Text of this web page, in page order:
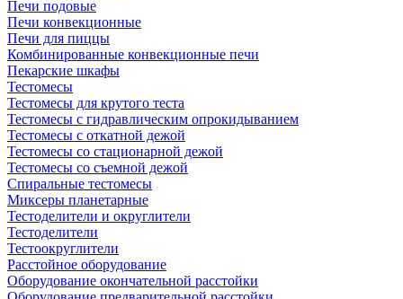
Печи подовые
Печи конвекционные
Печи для пиццы
Комбинированные конвекционные печи
Пекарские шкафы
Тестомесы
Тестомесы для крутого теста
Тестомесы с гидравлическим опрокидыванием
Тестомесы с откатной дежой
Тестомесы со стационарной дежой
Тестомесы со съемной дежой
Спиральные тестомесы
Миксеры планетарные
Тестоделители и округлители
Тестоделители
Тестоокруглители
Расстойное оборудование
Оборудование окончательной расстойки